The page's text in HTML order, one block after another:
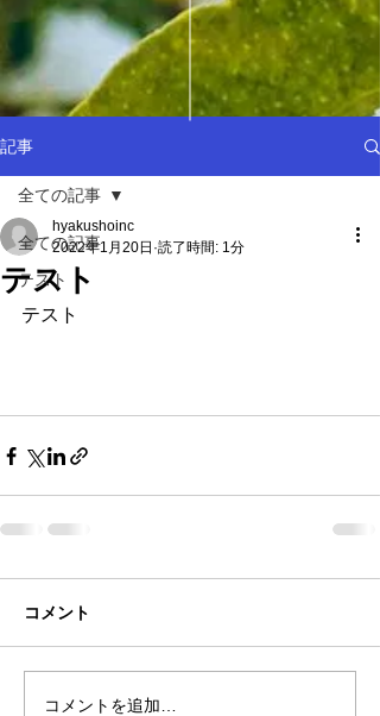
記事
全ての記事
テスト
全ての記事
テスト
hyakushoinc
2022年1月20日 読了時間: 1分
テスト
コメント
コメントを追加…